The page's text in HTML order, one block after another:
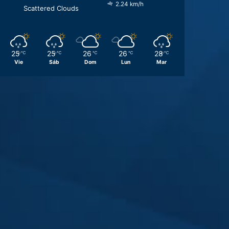
Scattered Clouds
2.24 km/h
25 ℃
Vie
25 ℃
Sáb
26 ℃
Dom
26 ℃
Lun
28 ℃
Mar